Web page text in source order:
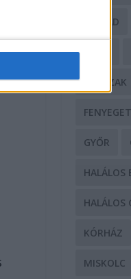
CSALÁD
ERŐSZAK
GYŐR
HALÁLOS
HALÁLOS
KÓRHÁZ
MISKOLC